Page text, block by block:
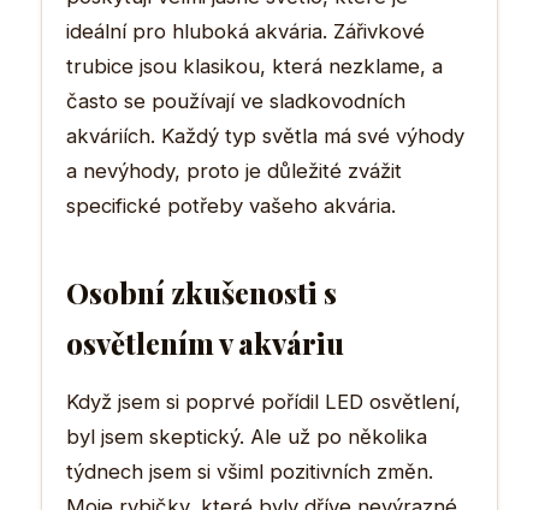
ideální pro hluboká akvária. Zářivkové
trubice jsou klasikou, která nezklame, a
často se používají ve sladkovodních
akváriích. Každý typ světla má své výhody
a nevýhody, proto je důležité zvážit
specifické potřeby vašeho akvária.
Osobní zkušenosti s
osvětlením v akváriu
Když jsem si poprvé pořídil LED osvětlení,
byl jsem skeptický. Ale už po několika
týdnech jsem si všiml pozitivních změn.